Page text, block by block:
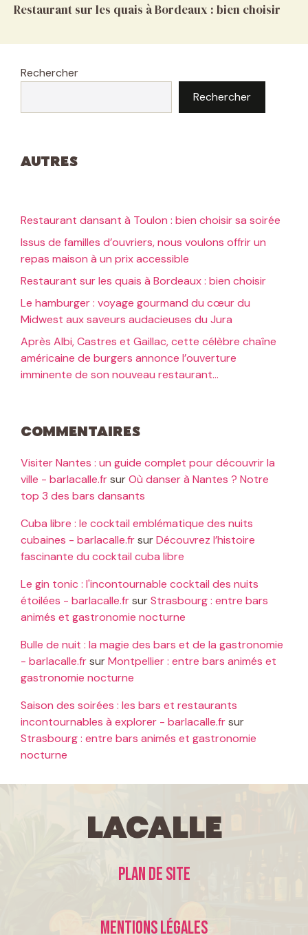
Restaurant sur les quais à Bordeaux : bien choisir
Rechercher
Rechercher
Autres
Restaurant dansant à Toulon : bien choisir sa soirée
Issus de familles d’ouvriers, nous voulons offrir un
repas maison à un prix accessible
Restaurant sur les quais à Bordeaux : bien choisir
Le hamburger : voyage gourmand du cœur du
Midwest aux saveurs audacieuses du Jura
Après Albi, Castres et Gaillac, cette célèbre chaîne
américaine de burgers annonce l’ouverture
imminente de son nouveau restaurant…
Commentaires
Visiter Nantes : un guide complet pour découvrir la
ville - barlacalle.frsurOù danser à Nantes ? Notre
top 3 des bars dansants
Cuba libre : le cocktail emblématique des nuits
cubaines - barlacalle.frsurDécouvrez l’histoire
fascinante du cocktail cuba libre
Le gin tonic : l'incontournable cocktail des nuits
étoilées - barlacalle.frsurStrasbourg : entre bars
animés et gastronomie nocturne
Bulle de nuit : la magie des bars et de la gastronomie
- barlacalle.frsurMontpellier : entre bars animés et
gastronomie nocturne
Saison des soirées : les bars et restaurants
incontournables à explorer - barlacalle.frsur
Strasbourg : entre bars animés et gastronomie
nocturne
LaCalle
Plan de site
Mentions légales